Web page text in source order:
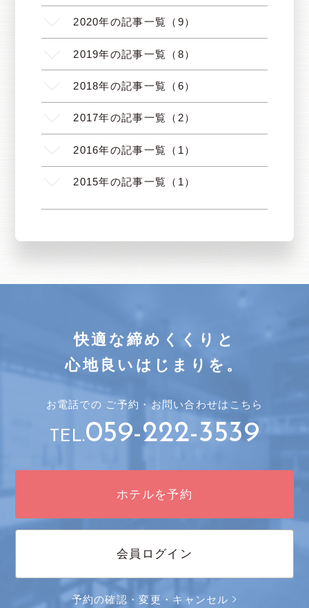
2020年の記事一覧（9）
2019年の記事一覧（8）
2018年の記事一覧（6）
2017年の記事一覧（2）
2016年の記事一覧（1）
2015年の記事一覧（1）
快適な締めくくりと
心地良いはじまりを。
お電話での ご予約・ お問い合わせはこちら
TEL.059-222-3539
ホテルを予約
会員ログイン
予約の確認・変更・キャンセル